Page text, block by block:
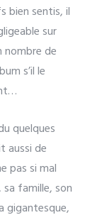
bien sentis, il
sur
nombre de
s’il le
quelques
aussi de
pas si mal
sa famille, son
gigantesque,